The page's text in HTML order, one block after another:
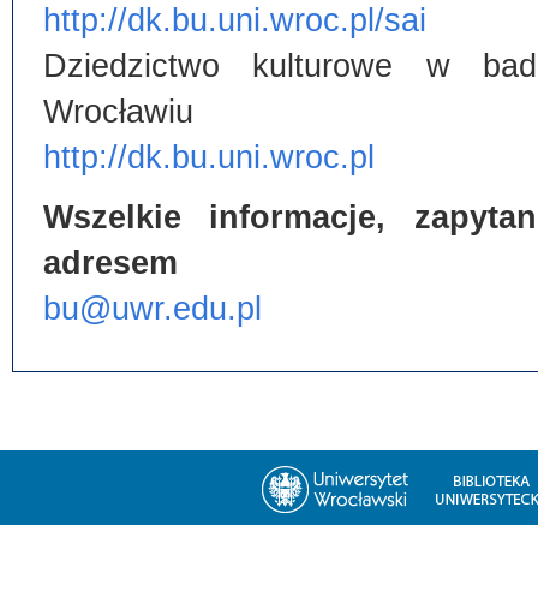
http://dk.bu.uni.wroc.pl/sai
Dziedzictwo kulturowe w
Wrocławiu
http://dk.bu.uni.wroc.pl
Wszelkie informacje,
adresem
bu@uwr.edu.pl